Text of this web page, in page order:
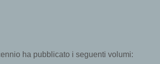
ha pubblicato i seguenti volumi: